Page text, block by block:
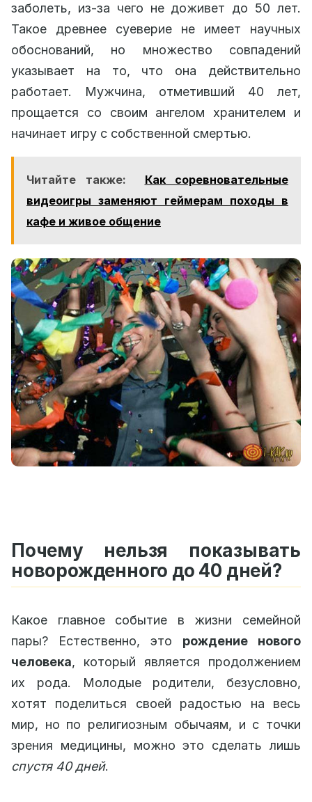
заболеть, из-за чего не доживет до 50 лет.
Такое древнее суеверие не имеет научных
обоснований, но множество совпадений
указывает на то, что она действительно
работает. Мужчина, отметивший 40 лет,
прощается со своим ангелом хранителем и
начинает игру с собственной смертью.
Читайте также:
Как соревновательные
видеоигры заменяют геймерам походы в
кафе и живое общение
Почему нельзя показывать
новорожденного до 40 дней?
Какое главное событие в жизни семейной
пары? Естественно, это рождение нового
человека, который является продолжением
их рода. Молодые родители, безусловно,
хотят поделиться своей радостью на весь
мир, но по религиозным обычаям, и с точки
зрения медицины, можно это сделать лишь
спустя 40 дней.